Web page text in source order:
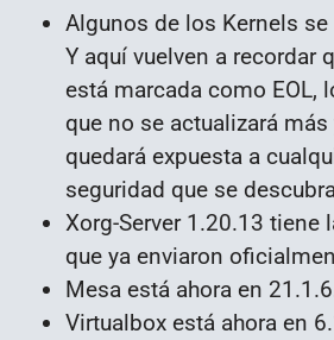
Algunos de los Kernels
Y aquí vuelven a recordar
está marcada como EOL,
que no se actualizará más
quedará expuesta a
seguridad que se
Xorg-Server 1.20.13 tiene
que ya enviaron
Mesa está ahora en
Virtualbox está ahora en